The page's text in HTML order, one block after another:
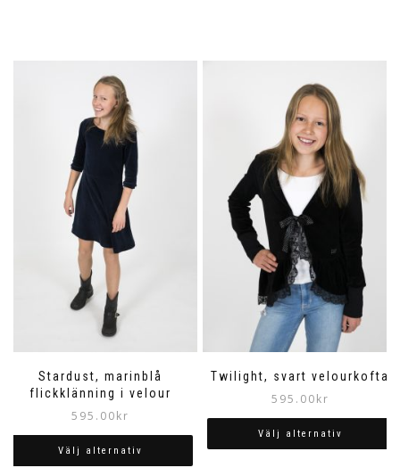
Stardust, marinblå
flickklänning i velour
595.00kr
Välj alternativ
Twilight, svart velourkofta
595.00kr
Välj alternativ